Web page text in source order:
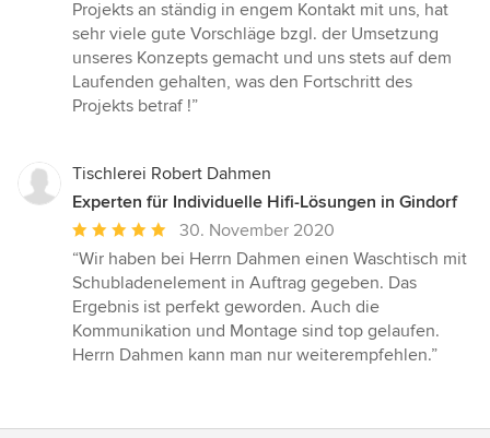
Projekts an ständig in engem Kontakt mit uns, hat
sehr viele gute Vorschläge bzgl. der Umsetzung
unseres Konzepts gemacht und uns stets auf dem
Laufenden gehalten, was den Fortschritt des
Projekts betraf !”
Tischlerei Robert Dahmen
Experten für Individuelle Hifi-Lösungen in Gindorf
Durchschnittliche
Bewertung:
5
von
5
Sternen
30. November 2020
“Wir haben bei Herrn Dahmen einen Waschtisch mit
Schubladenelement in Auftrag gegeben. Das
Ergebnis ist perfekt geworden. Auch die
Kommunikation und Montage sind top gelaufen.
Herrn Dahmen kann man nur weiterempfehlen.”